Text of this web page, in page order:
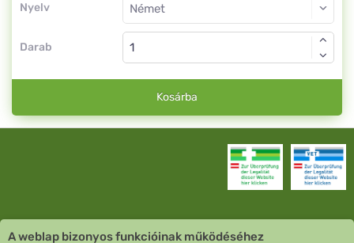
Nyelv
Darab
Kosárba
A weblap bizonyos funkcióinak működéséhez